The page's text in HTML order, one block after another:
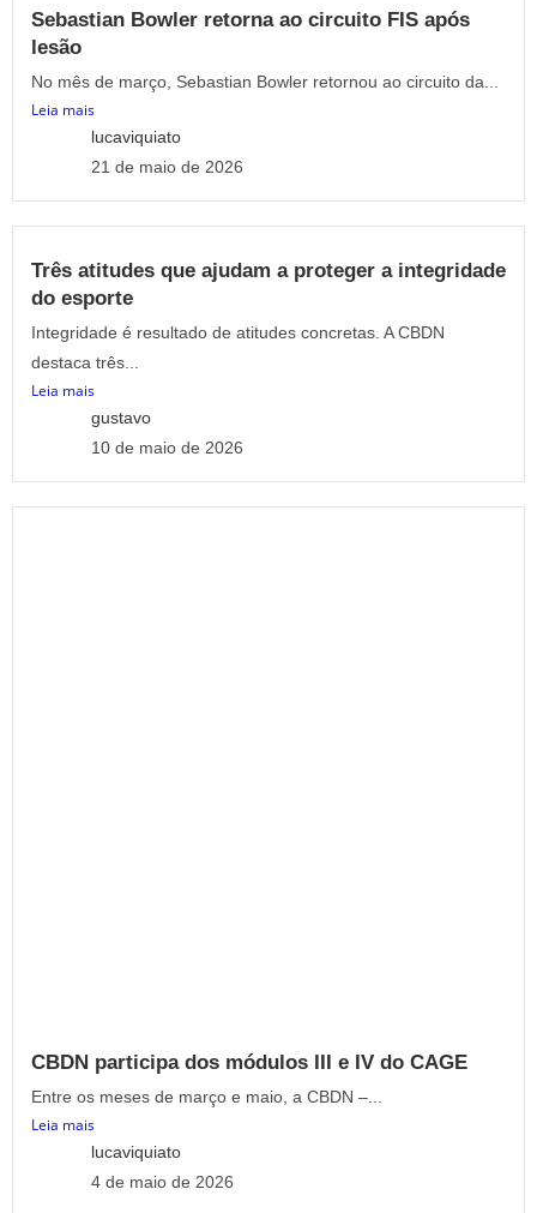
Sebastian Bowler retorna ao circuito FIS após
lesão
No mês de março, Sebastian Bowler retornou ao circuito da...
Leia mais
lucaviquiato
21 de maio de 2026
Três atitudes que ajudam a proteger a integridade
do esporte
Integridade é resultado de atitudes concretas. A CBDN
destaca três...
Leia mais
gustavo
10 de maio de 2026
CBDN participa dos módulos III e IV do CAGE
Entre os meses de março e maio, a CBDN –...
Leia mais
lucaviquiato
4 de maio de 2026